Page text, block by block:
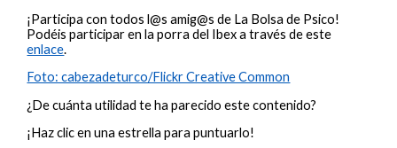
¡Participa con todos l@s amig@s de La Bolsa de Psico!
Podéis participar en la porra del Ibex a través de este
enlace.
Foto: cabezadeturco/Flickr Creative Common
¿De cuánta utilidad te ha parecido este contenido?
¡Haz clic en una estrella para puntuarlo!